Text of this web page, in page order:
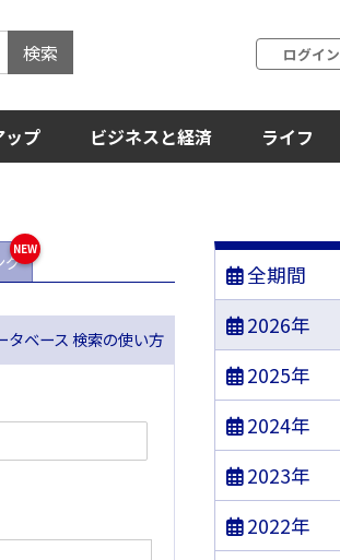
検索 ログイン
ップ ビジネスと経済 ライフ
グ
ベース 検索の使い方
全期間
2026年
2025年
2024年
2023年
2022年